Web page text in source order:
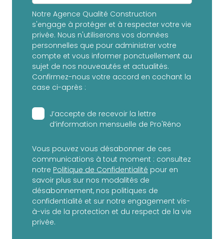
Notre Agence Qualité Construction
s'engage à protéger et à respecter votre vie
privée. Nous n'utiliserons vos données
personnelles que pour administrer votre
compte et vous informer ponctuellement au
sujet de nos nouveautés et actualités.
Confirmez-nous votre accord en cochant la
case ci-après :
J’accepte de recevoir la lettre
d’information mensuelle de Pro'Réno
Vous pouvez vous désabonner de ces
communications à tout moment : consultez
notre Politique de Confidentialité pour en
savoir plus sur nos modalités de
désabonnement, nos politiques de
confidentialité et sur notre engagement vis-
à-vis de la protection et du respect de la vie
privée.